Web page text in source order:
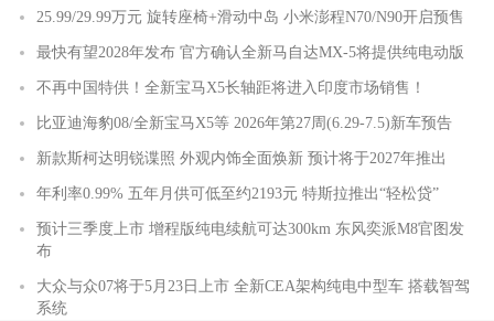
25.99/29.99万元 旋转座椅+滑动中岛 小米澎程N70/N90开启预售
最快有望2028年发布 官方确认全新马自达MX-5将提供纯电动版
不再中国特供！全新宝马X5长轴距将进入印度市场销售！
比亚迪海豹08/全新宝马X5等 2026年第27周(6.29-7.5)新车预告
新款斯柯达明锐谍照 外观内饰全面焕新 预计将于2027年推出
年利率0.99% 五年月供可低至约2193元 特斯拉推出“轻松贷”
预计三季度上市 增程版纯电续航可达300km 东风奕派M8官图发
布
大众与众07将于5月23日上市 全新CEA架构纯电中型车 搭载智驾
系统